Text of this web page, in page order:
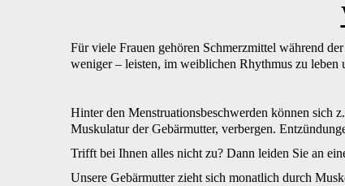
Für viele Frauen gehören Schmerzmittel während
weniger – leisten, im weiblichen Rhythmus zu
Hinter den Menstruationsbeschwerden können sich
Muskulatur der Gebärmutter, verbergen.
Trifft bei Ihnen alles nicht zu? Dann leiden Sie an
Unsere Gebärmutter zieht sich monatlich durch